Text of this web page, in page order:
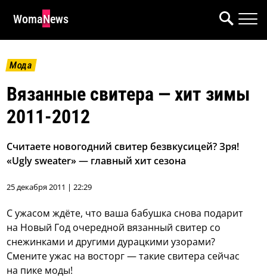
WomaNews
Мода
Вязанные свитера — хит зимы
2011-2012
Считаете новогодний свитер безвкусицей? Зря!
«Ugly sweater» — главный хит сезона
25 декабря 2011 | 22:29
С ужасом ждёте, что ваша бабушка снова подарит
на Новый Год очередной вязанный свитер со
снежинками и другими дурацкими узорами?
Смените ужас на восторг — такие свитера сейчас
на пике моды!